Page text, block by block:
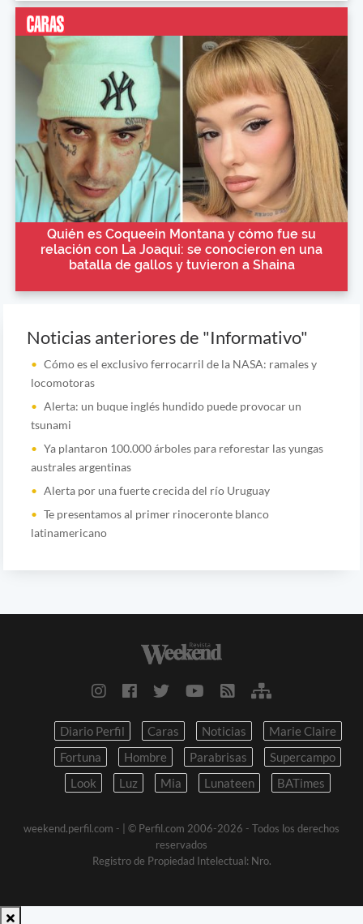
Quién es Coqueein Montana y cómo fue su
relación con La Joaqui: se conocieron en una
batalla de gallos y tuvieron a Shaina
Noticias anteriores de "Informativo"
Cómo es el exclusivo ferrocarril de la NASA: ramales y
locomotoras
Alerta: un buque inglés hundido puede provocar un
tsunami
Ya plantaron 100.000 árboles para reforestar las yungas
australes argentinas
Alerta por una fuerte crecida del río Uruguay
Te presentamos al primer rinoceronte blanco
latinamericano
Diario Perfil Caras Noticias
Marie Claire
Fortuna
Hombre Parabrisas
Supercampo
Look
Luz Mia Lunateen BATimes
weekend.perfil.com -
| © Perfil.com 2006-2026 - Todos los derechos
reservados
Registro de Propiedad Intelectual: Nro.